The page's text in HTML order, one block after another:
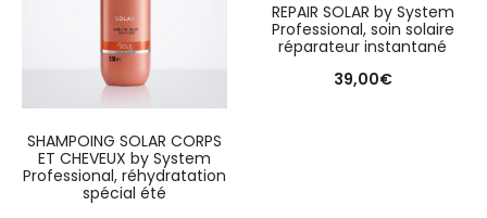
SHAMPOING SOLAR CORPS
ET CHEVEUX by System
Professional, réhydratation
spécial été
REPAIR SOLAR by System
Professional, soin solaire
réparateur instantané
39,00€